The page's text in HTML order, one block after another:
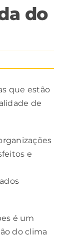
do
que estão
de
e
é um
do clima